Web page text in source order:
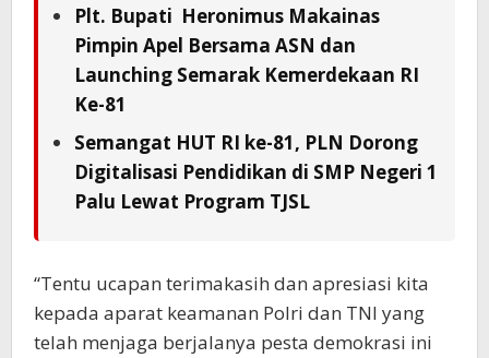
Plt. Bupati Heronimus Makainas
Pimpin Apel Bersama ASN dan
Launching Semarak Kemerdekaan RI
Ke-81
Semangat HUT RI ke-81, PLN Dorong
Digitalisasi Pendidikan di SMP Negeri 1
Palu Lewat Program TJSL
“Tentu ucapan terimakasih dan apresiasi kita
kepada aparat keamanan Polri dan TNI yang
telah menjaga berjalanya pesta demokrasi ini